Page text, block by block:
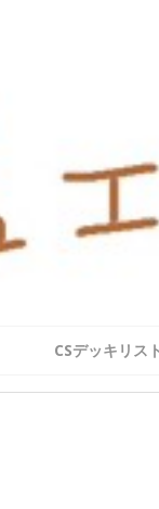
CSデッキリスト